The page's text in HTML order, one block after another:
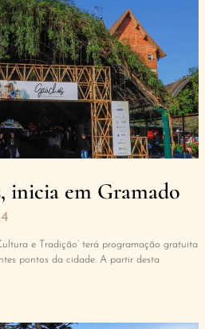
inicia em Gramado
e Tradição’ terá programação gratuita
pontos da cidade. A partir desta